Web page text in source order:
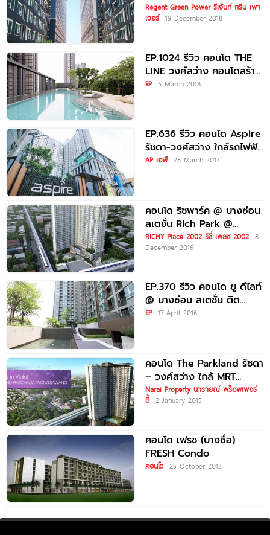
ราคาเริ่มต้น 1
Regent Green Power รีเจ้นท์ กรีน เพา
เวอร์ 19 December 2018
EP.1024 รีวิว คอนโด THE
LINE วงศ์สว่าง คอนโดสร้าง
เสร็จพร้อมอยู่ ใกล้ MRT
EP 5 March 2018
EP.636 รีวิว คอนโด Aspire
รัชดา-วงศ์สว่าง ใกล้รถไฟฟ้า
MRT วงศ์สว่าง
AP เอพี 28 March 2017
คอนโด ริชพาร์ค @ บางซ่อน
สเตชั่น Rich Park @
Bangson Station
RICHY Place 2002 ริชี่ เพลซ 2002 8
December 2016
EP.370 รีวิว คอนโด ยู ดีไลท์
@ บางซ่อน สเตชั่น ติด
รถไฟฟ้า MRT
EP 17 April 2016
คอนโด The Parkland รัชดา
– วงศ์สว่าง ใกล้ MRT
วงศ์สว่าง
Narai Property นารายณ์ พร็อพเพอร์
ตี้ 2 January 2015
คอนโด เฟรช (บางซื่อ)
FRESH Condo
คอนโด 25 October 2013